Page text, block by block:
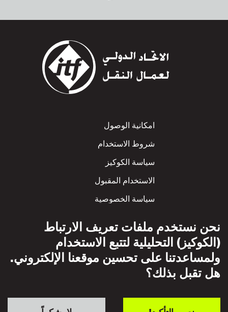
Footer
امكانية الوصول
شروط الاستخدام
سياسة الكوكيز
الاستخدام المقبول
سياسة الخصوصية
نحن نستخدم ملفات تعريف الارتباط
(الكوكيز) التحليلية لتتبع الاستخدام
ولمساعدتنا على تحسين موقعنا الإلكتروني.
هل تقبل بذلك؟